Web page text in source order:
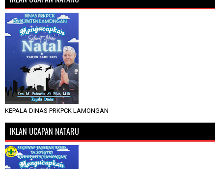
KEPALA DINAS PRKPCK LAMONGAN
IKLAN UCAPAN NATARU